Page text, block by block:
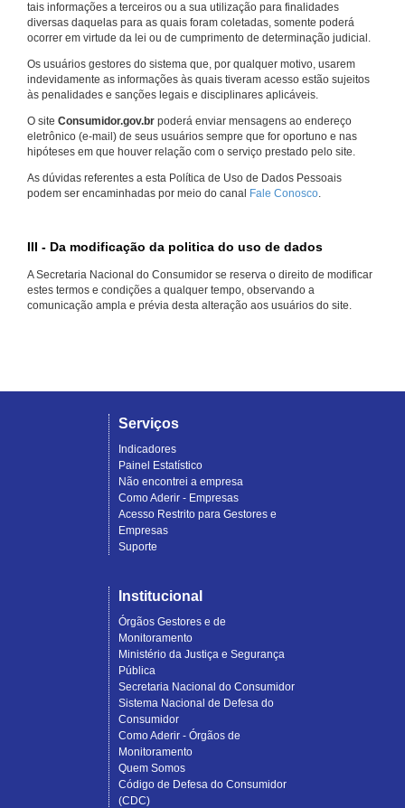
tais informações a terceiros ou a sua utilização para finalidades
diversas daquelas para as quais foram coletadas, somente poderá
ocorrer em virtude da lei ou de cumprimento de determinação judicial.
Os usuários gestores do sistema que, por qualquer motivo, usarem
indevidamente as informações às quais tiveram acesso estão sujeitos
às penalidades e sanções legais e disciplinares aplicáveis.
O site Consumidor.gov.br poderá enviar mensagens ao endereço
eletrônico (e-mail) de seus usuários sempre que for oportuno e nas
hipóteses em que houver relação com o serviço prestado pelo site.
As dúvidas referentes a esta Política de Uso de Dados Pessoais
podem ser encaminhadas por meio do canal Fale Conosco.
III - Da modificação da politica do uso de dados
A Secretaria Nacional do Consumidor se reserva o direito de modificar
estes termos e condições a qualquer tempo, observando a
comunicação ampla e prévia desta alteração aos usuários do site.
Serviços
Indicadores
Painel Estatístico
Não encontrei a empresa
Como Aderir - Empresas
Acesso Restrito para Gestores e
Empresas
Suporte
Institucional
Órgãos Gestores e de
Monitoramento
Ministério da Justiça e Segurança
Pública
Secretaria Nacional do Consumidor
Sistema Nacional de Defesa do
Consumidor
Como Aderir - Órgãos de
Monitoramento
Quem Somos
Código de Defesa do Consumidor
(CDC)